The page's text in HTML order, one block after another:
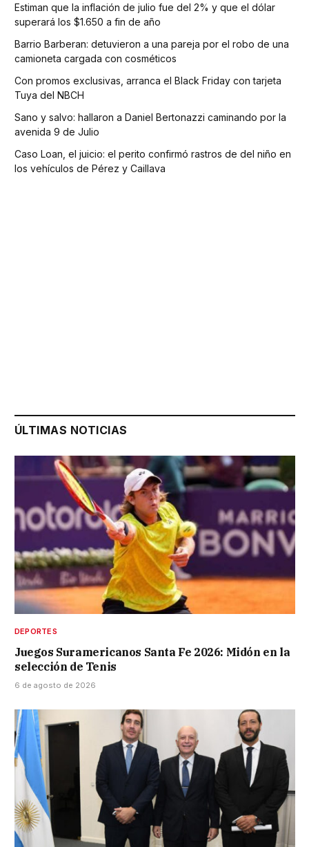
Estiman que la inflación de julio fue del 2% y que el dólar
superará los $1.650 a fin de año
Barrio Barberan: detuvieron a una pareja por el robo de una
camioneta cargada con cosméticos
Con promos exclusivas, arranca el Black Friday con tarjeta
Tuya del NBCH
Sano y salvo: hallaron a Daniel Bertonazzi caminando por la
avenida 9 de Julio
Caso Loan, el juicio: el perito confirmó rastros de del niño en
los vehículos de Pérez y Caillava
ÚLTIMAS NOTICIAS
DEPORTES
Juegos Suramericanos Santa Fe 2026: Midón en la
selección de Tenis
6 de agosto de 2026